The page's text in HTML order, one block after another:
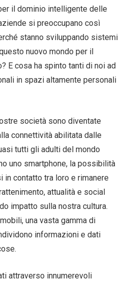
il dominio intelligente delle
si preoccupano così
stanno sviluppando sistemi
nuovo mondo per il
E cosa ha spinto tanti di noi ad
in spazi altamente personali
società sono diventate
connettività abilitata dalle
tutti gli adulti del mondo
uno smartphone, la possibilità
contatto tra loro e rimanere
attualità e social
impatto sulla nostra cultura.
una vasta gamma di
informazioni e dati
attraverso innumerevoli